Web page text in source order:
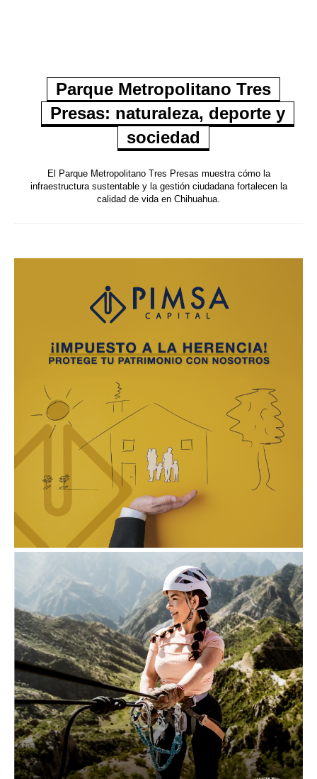
Parque Metropolitano Tres
Presas: naturaleza, deporte y
sociedad
El Parque Metropolitano Tres Presas muestra cómo la
infraestructura sustentable y la gestión ciudadana fortalecen la
calidad de vida en Chihuahua.